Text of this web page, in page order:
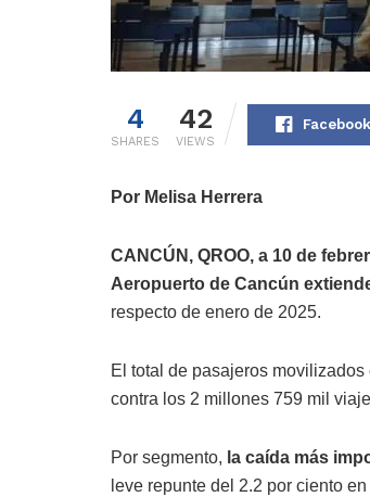
4
SHARES
42
VIEWS
Facebook
Por Melisa Herrera
CANCÚN, QROO, a 10 de
Aeropuerto de Cancún
respecto de enero de 2025.
El total de pasajeros
contra los 2 millones 759 mil
Por segmento, la caída más
leve repunte del 2.2 por ciento